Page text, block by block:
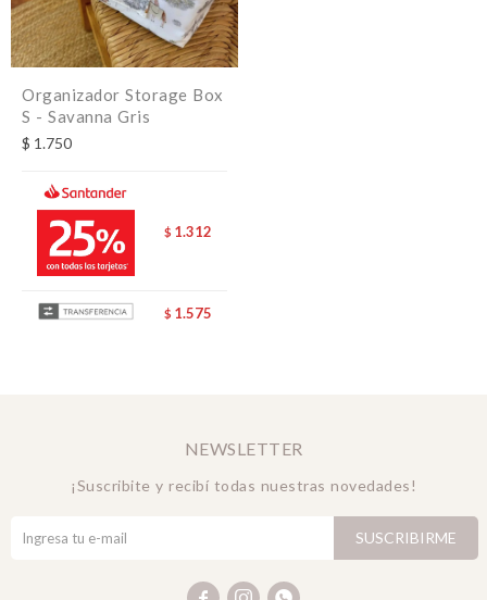
Organizador Storage Box
S - Savanna Gris
$ 1.750
$ 1.312
$ 1.575
NEWSLETTER
¡Suscribite y recibí todas nuestras novedades!
SUSCRIBIRME